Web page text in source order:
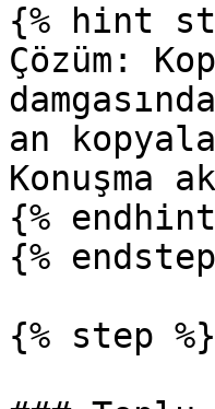
{% hint
Çözüm:
an
Konuşma
{%
{%
{% step %}